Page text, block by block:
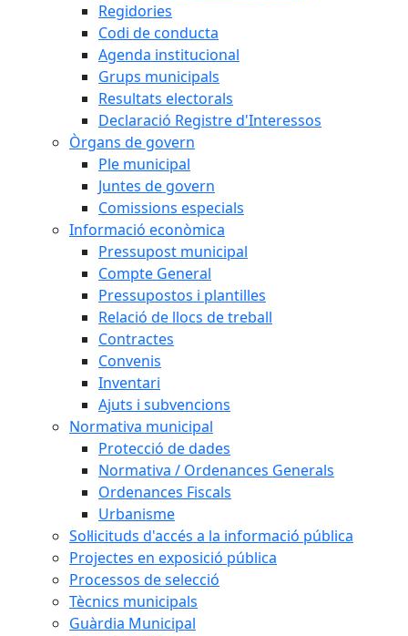
Regidories
Codi de conducta
Agenda institucional
Grups municipals
Resultats electorals
Declaració Registre d'Interessos
Òrgans de govern
Ple municipal
Juntes de govern
Comissions especials
Informació econòmica
Pressupost municipal
Compte General
Pressupostos i plantilles
Relació de llocs de treball
Contractes
Convenis
Inventari
Ajuts i subvencions
Normativa municipal
Protecció de dades
Normativa / Ordenances Generals
Ordenances Fiscals
Urbanisme
Sol·licituds d'accés a la informació pública
Projectes en exposició pública
Processos de selecció
Tècnics municipals
Guàrdia Municipal